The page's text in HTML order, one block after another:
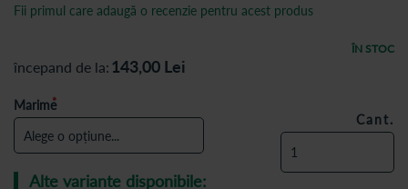
ÎN STOC
Fii primul care adaugă o recenzie pentru acest produs
începand de la 143,00 Lei
Marime
Cant.
Alte variante disponibile: